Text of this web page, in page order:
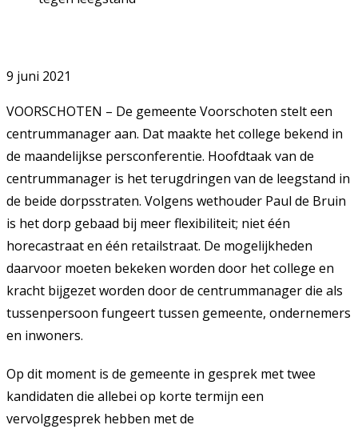
9 juni 2021
VOORSCHOTEN – De gemeente Voorschoten stelt een
centrummanager aan. Dat maakte het college bekend in
de maandelijkse persconferentie. Hoofdtaak van de
centrummanager is het terugdringen van de leegstand in
de beide dorpsstraten. Volgens wethouder Paul de Bruin
is het dorp gebaad bij meer flexibiliteit; niet één
horecastraat en één retailstraat. De mogelijkheden
daarvoor moeten bekeken worden door het college en
kracht bijgezet worden door de centrummanager die als
tussenpersoon fungeert tussen gemeente, ondernemers
en inwoners.
Op dit moment is de gemeente in gesprek met twee
kandidaten die allebei op korte termijn een
vervolggesprek hebben met de